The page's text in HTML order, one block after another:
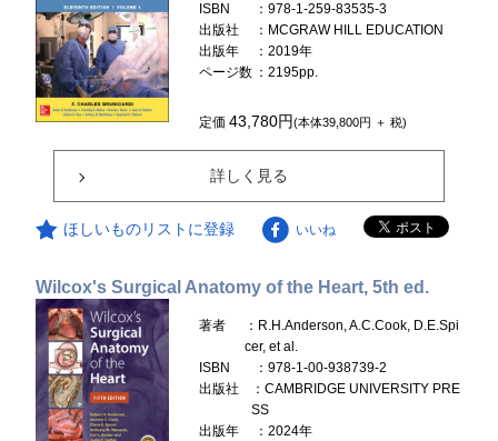
ISBN
：978-1-259-83535-3
出版社
：MCGRAW HILL EDUCATION
出版年
：2019年
ページ数 ：2195pp.
定価43,780円(本体39,800円 ＋ 税)
詳しく見る
ほしいものリストに登録 いいね
Wilcox's Surgical Anatomy of the Heart, 5th ed.
著者
：R.H.Anderson, A.C.Cook, D.E.Spi
cer, et al.
ISBN
：978-1-00-938739-2
出版社
：CAMBRIDGE UNIVERSITY PRE
SS
出版年
：2024年